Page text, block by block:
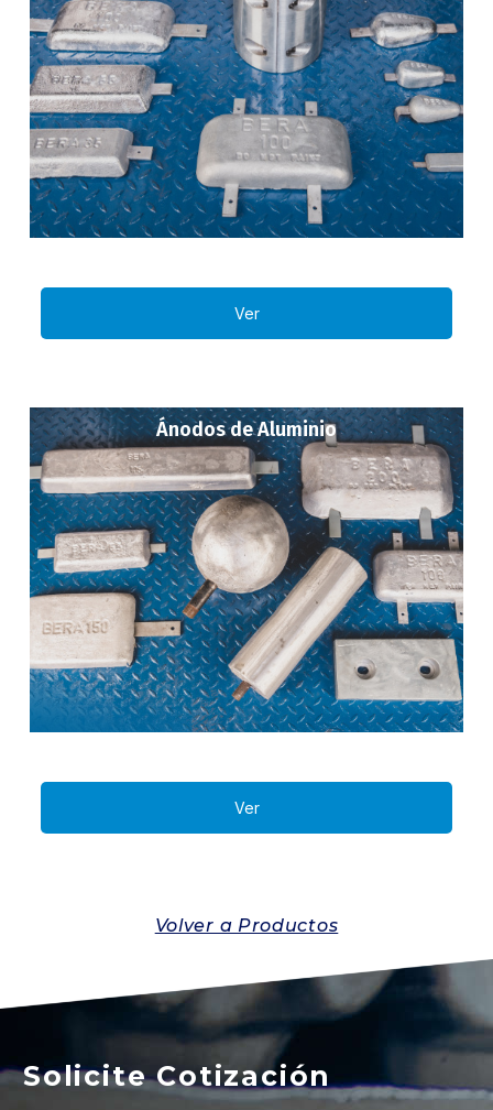
Ver
Ánodos de Aluminio
Ver
Volver a Productos
Solicite Cotización